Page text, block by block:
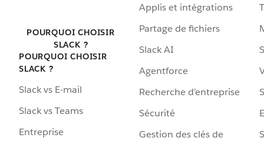
POURQUOI CHOISIR
SLACK ?
POURQUOI CHOISIR
SLACK ?
Slack vs E-mail
Slack vs Teams
Entreprise
Applis et intégrations
Partage de fichiers
Slack AI
Agentforce
Recherche d’entreprise
Sécurité
Gestion des clés de